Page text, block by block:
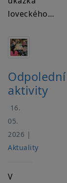
loveckého…
Odpolední
aktivity
16.
05.
2026 |
Aktuality
V